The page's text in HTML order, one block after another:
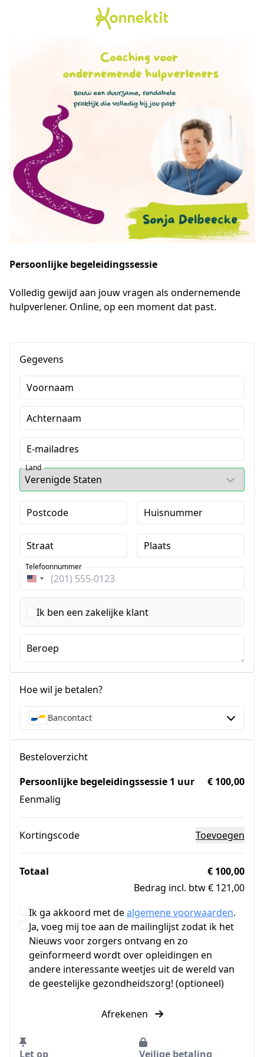
Persoonlijke begeleidingssessie
Volledig gewijd aan jouw vragen als ondernemende
hulpverlener. Online, op een moment dat past.
Gegevens
Voornaam
Achternaam
E-mailadres
Land
Postcode Huisnummer
Straat Plaats
Verenigde
Staten
+1
Telefoonnummer
Ik ben een zakelijke klant
Beroep
Hoe wil je betalen?
Bancontact
Besteloverzicht
Persoonlijke begeleidingssessie 1 uur
Eenmalig
€ 100,00
Kortingscode Toevoegen
Totaal
€ 100,00
Bedrag incl. btw € 121,00
Ik ga akkoord met dealgemene voorwaarden.
Ja, voeg mij toe aan de mailinglijst zodat ik het
Nieuws voor zorgers ontvang en zo
geïnformeerd wordt over opleidingen en
andere interessante weetjes uit de wereld van
de geestelijke gezondheidszorg! (optioneel)
Afrekenen
Let op Veilige betaling